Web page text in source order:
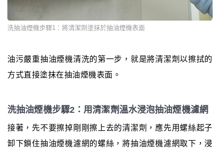
洗抽油煙機步驟1：將清潔劑塗抹於抽油煙機表面
油污嚴重抽油煙機清洗的第一步，就是將清潔劑以擦拭的
方式直接塗抹在抽油煙機表面。
洗抽油煙機步驟2：用清潔劑溫水浸泡抽油煙機濾網
接著，先不要擦掉剛剛擦上去的清潔劑，應先用螺絲起子
卸下鎖住抽油煙機濾網的螺絲，將抽油煙機濾網取下，浸